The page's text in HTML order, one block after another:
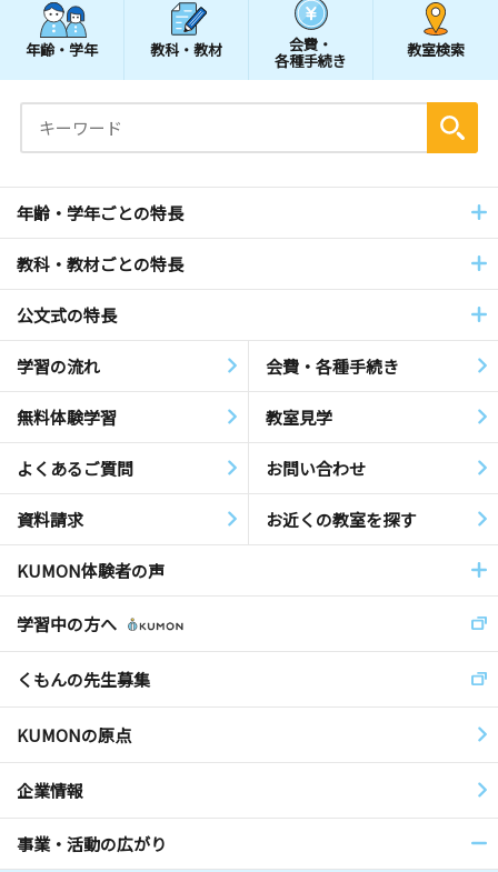
年齢・学年 教科・教材 会費・
各種手続き
教室検索
年齢・学年ごとの特長
教科・教材ごとの特長
公文式の特長
学習の流れ 会費・各種手続き
無料体験学習 教室見学
よくあるご質問 お問い合わせ
資料請求 お近くの教室を探す
KUMON体験者の声
学習中の方へ
くもんの先生募集
KUMONの原点
企業情報
事業・活動の広がり